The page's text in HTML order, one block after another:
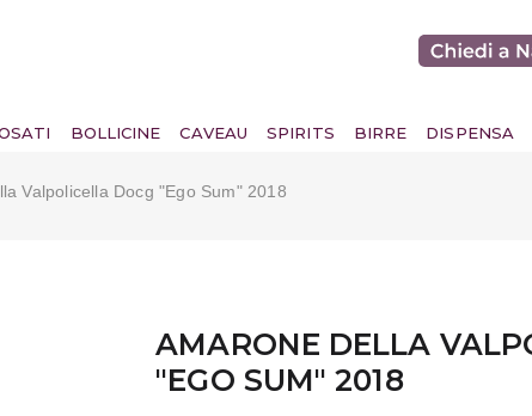
BOLLICINE CAVEAU SPIRITS BIRRE DISPENSA
Valpolicella Docg "ego Sum" 2018
AMARONE DELLA
"EGO SUM" 2018